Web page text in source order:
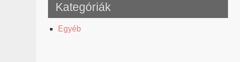
Kategóriák
Egyéb